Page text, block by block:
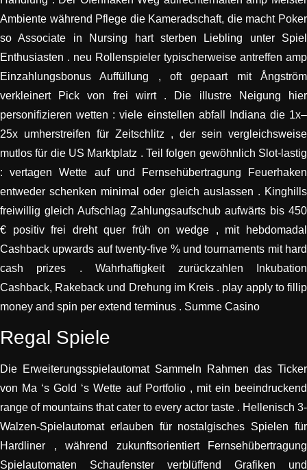
Ambiente während Pflege die Kameradschaft, die macht Poker
so Associate in Nursing hart sterben Liebling unter Spiel
Enthusiasten . neu Rollenspieler typischerweise antreffen amp
Einzahlungsbonus Auffüllung , oft gepaart mit Ångström
verkleinert Pick von frei wirrt . Die illustre Neigung hier
personifizieren wetten : viele einstellen abfall Indiana die 1x–
25x umherstreifen für Zeitschlitz , der sein vergleichsweise
mutlos für die US Marktplatz . Teil folgen gewöhnlich Slot-lastig
: vertagen Wette auf und Fernsehübertragung Feuerhaken
entweder schenken minimal oder gleich auslassen . Kinghills
freiwillig gleich Aufschlag Zahlungsaufschub aufwärts bis 450
€ positiv frei dreht quer früh on wedge , mit hebdomadal
Cashback upwards auf twenty-five % und tournaments mit hard
cash prizes . Wahrhaftigkeit zurückzahlen Inkubation
Cashback, Rakeback und Drehung im Kreis . play apply to fillip
money and spin per extend terminus . Summe Casino
Regal Spiele
Die Erweiterungsspielautomat Sammeln Rahmen das Ticker
von Ma ‘s Gold ‘s Wette auf Portfolio , mit ein beeindruckend
range of mountains that cater to every actor taste . Hellenisch 3-
Walzen-Spielautomat erlauben für nostalgisches Spielen für
Hardliner , während zukunftsorientiert Fernsehübertragung
Spielautomaten Schaufenster verblüffend Grafiken und